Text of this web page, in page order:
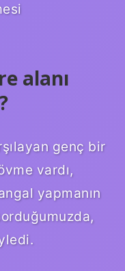
alanı
genç bir
vardı,
yapmanın